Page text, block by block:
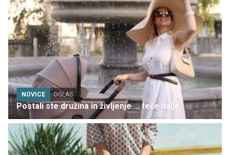
NOVICE OGLAS
Postali ste družina in življenje ... teče dalje